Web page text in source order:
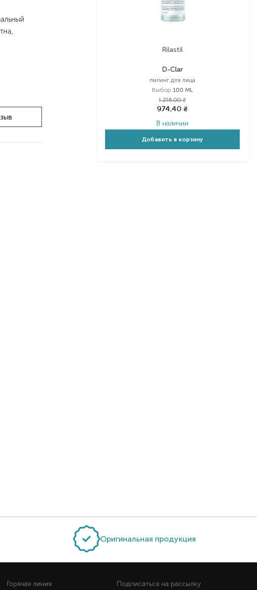
Rilastil
D-Clar
пилинг для лица
Выбор 100 ML
1 218,00₴
974,40₴
В наличии
Добавить в корзину
Оригинальная продукция
Горячая линия Подписаться на рассылку